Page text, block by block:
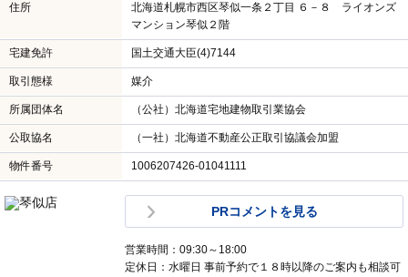
住所
北海道札幌市西区琴似一条２丁目 ６－８ ライオンズ
マンション琴似２階
宅建免許 国土交通大臣(4)7144
取引態様 媒介
所属団体名 （公社）北海道宅地建物取引業協会
公取協名 （一社）北海道不動産公正取引協議会加盟
物件番号 1006207426-01041111
PRコメントを見る
営業時間：09:30～18:00
定休日：水曜日 事前予約で１８時以降のご案内も相談可